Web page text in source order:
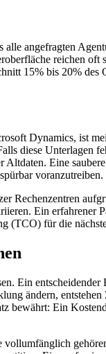
angefragten
reichen
15% bis 20% des
Dynamics, ist
diese Unterlagen
Eine
voranzutreiben.
Rechenzentren
Ein erfahrener
(TCO) für die
Ein
ändern,
Ein